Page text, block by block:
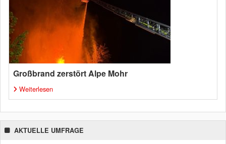
Großbrand zerstört Alpe Mohr
Weiterlesen
AKTUELLE UMFRAGE